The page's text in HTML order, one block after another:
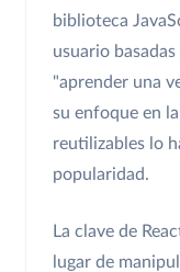
biblioteca
usuario
"aprender una
su enfoque en
reutilizables lo
popularidad.
La clave de
lugar de